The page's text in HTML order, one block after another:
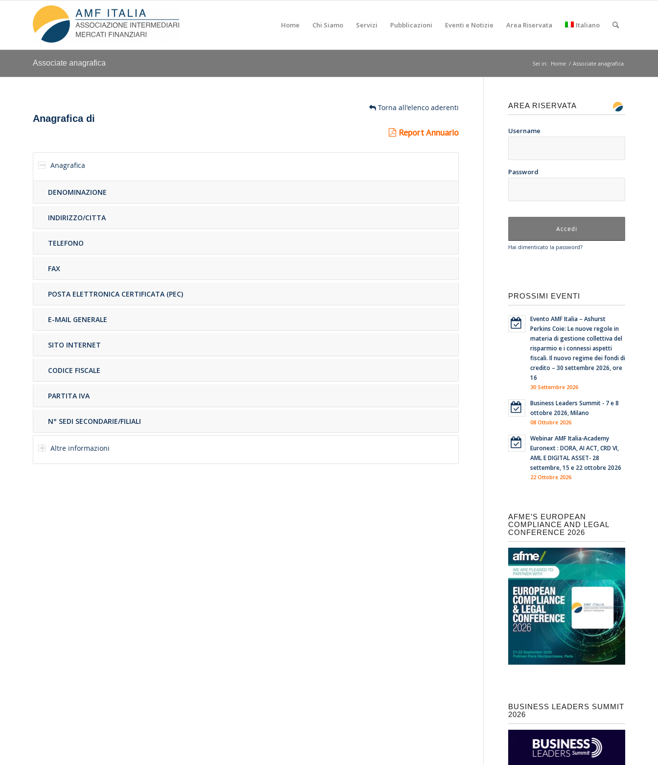
Home Chi Siamo Servizi Pubblicazioni Eventi e Notizie Area Riservata Italiano
Associate anagrafica Sei in: Home / Associate anagrafica
Torna all'elenco aderenti
Anagrafica di
Report Annuario
Anagrafica
DENOMINAZIONE
INDIRIZZO/CITTA
TELEFONO
FAX
POSTA ELETTRONICA CERTIFICATA (PEC)
E-MAIL GENERALE
SITO INTERNET
CODICE FISCALE
PARTITA IVA
N° SEDI SECONDARIE/FILIALI
Altre informazioni
AREA RISERVATA
Username
Password
Hai dimenticato la password?
PROSSIMI EVENTI
Evento AMF Italia – Ashurst
Perkins Coie: Le nuove regole in
materia di gestione collettiva del
risparmio e i connessi aspetti
fiscali. Il nuovo regime dei fondi di
credito – 30 settembre 2026, ore
16
30 Settembre 2026
Business Leaders Summit - 7 e 8
ottobre 2026, Milano
08 Ottobre 2026
Webinar AMF Italia-Academy
Euronext : DORA, AI ACT, CRD VI,
AML E DIGITAL ASSET- 28
settembre, 15 e 22 ottobre 2026
22 Ottobre 2026
AFME’S EUROPEAN
COMPLIANCE AND LEGAL
CONFERENCE 2026
BUSINESS LEADERS SUMMIT
2026